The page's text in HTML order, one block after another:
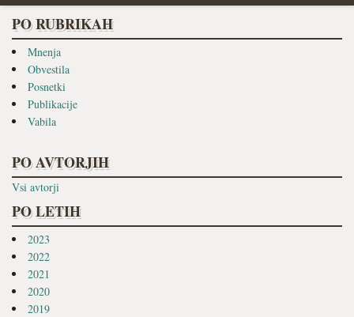
PO RUBRIKAH
Mnenja
Obvestila
Posnetki
Publikacije
Vabila
PO AVTORJIH
Vsi avtorji
PO LETIH
2023
2022
2021
2020
2019